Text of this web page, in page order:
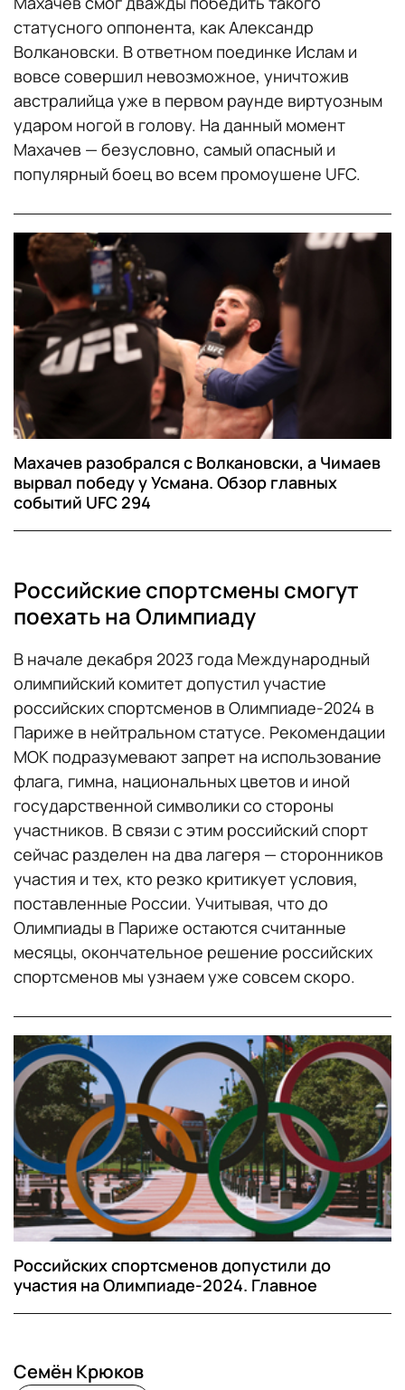
статусного оппонента, как Александр
Волкановски. В ответном поединке Ислам и
вовсе совершил невозможное, уничтожив
австралийца уже в первом раунде виртуозным
ударом ногой в голову. На данный момент
Махачев — безусловно, самый опасный и
популярный боец во всем промоушене UFC.
Махачев разобрался с Волкановски, а Чимаев
вырвал победу у Усмана. Обзор главных
событий UFC 294
Российские спортсмены смогут
поехать на Олимпиаду
В начале декабря 2023 года Международный
олимпийский комитет допустил участие
российских спортсменов в Олимпиаде-2024 в
Париже в нейтральном статусе. Рекомендации
МОК подразумевают запрет на использование
флага, гимна, национальных цветов и иной
государственной символики со стороны
участников. В связи с этим российский спорт
сейчас разделен на два лагеря — сторонников
участия и тех, кто резко критикует условия,
поставленные России. Учитывая, что до
Олимпиады в Париже остаются считанные
месяцы, окончательное решение российских
спортсменов мы узнаем уже совсем скоро.
Российских спортсменов допустили до
участия на Олимпиаде-2024. Главное
Семён Крюков